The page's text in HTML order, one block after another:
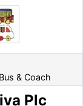
& Coach
Plc